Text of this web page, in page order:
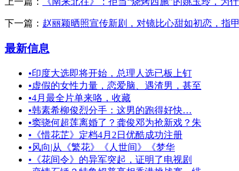
下一篇： 赵丽颖晒照宣传新剧，对镜比心甜如初恋，指
最新信息
•印度大选即将开始，总理人选已板上钉
•虚假的女性力量，恋爱脑、遇渣男，甚至
•4月最全片单来咯，收藏
•韩素希柳俊烈分手：这男的跑得好快…
•窦骁何超莲离婚了？龚俊邓为抢新戏？朱
• 《惜花芷》定档4月2日优酷成功注册
•风向|从《繁花》《人世间》《梦华
• 《花间令》的异军突起，证明了电视剧